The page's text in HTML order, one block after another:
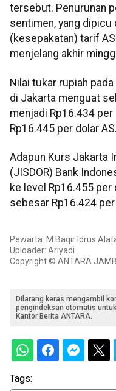
tersebut. Penurunan
sentimen, yang
(kesepakatan) tarif
menjelang akhir
Nilai tukar rupiah
di Jakarta menguat
menjadi Rp16.434
Rp16.445 per dolar AS.
Adapun Kurs Jakarta
(JISDOR) Bank
ke level Rp16.455
sebesar Rp16.424 per
Pewarta: M Baqir Idrus
Uploader: Ariyadi
Copyright © ANTARA
Dilarang keras mengambil
pengindeksan otomatis
Kantor Berita ANTARA.
Tags: